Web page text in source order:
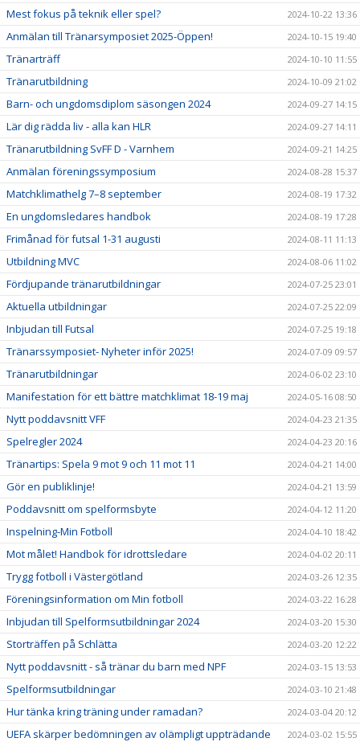
Mest fokus på teknik eller spel? 2024-10-22 13:36
Anmälan till Tränarsymposiet 2025-Öppen! 2024-10-15 19:40
Tränarträff 2024-10-10 11:55
Tränarutbildning 2024-10-09 21:02
Barn- och ungdomsdiplom säsongen 2024 2024-09-27 14:15
Lär dig rädda liv - alla kan HLR 2024-09-27 14:11
Tränarutbildning SvFF D - Varnhem 2024-09-21 14:25
Anmälan föreningssymposium 2024-08-28 15:37
Matchklimathelg 7–8 september 2024-08-19 17:32
En ungdomsledares handbok 2024-08-19 17:28
Frimånad för futsal 1-31 augusti 2024-08-11 11:13
Utbildning MVC 2024-08-06 11:02
Fördjupande tränarutbildningar 2024-07-25 23:01
Aktuella utbildningar 2024-07-25 22:09
Inbjudan till Futsal 2024-07-25 19:18
Tränarssymposiet- Nyheter inför 2025! 2024-07-09 09:57
Tränarutbildningar 2024-06-02 23:10
Manifestation för ett bättre matchklimat 18-19 maj 2024-05-16 08:50
Nytt poddavsnitt VFF 2024-04-23 21:35
Spelregler 2024 2024-04-23 20:16
Tränartips: Spela 9 mot 9 och 11 mot 11 2024-04-21 14:00
Gör en publiklinje! 2024-04-21 13:59
Poddavsnitt om spelformsbyte 2024-04-12 11:20
Inspelning-Min Fotboll 2024-04-10 18:42
Mot målet! Handbok för idrottsledare 2024-04-02 20:11
Trygg fotboll i Västergötland 2024-03-26 12:35
Föreningsinformation om Min fotboll 2024-03-22 16:28
Inbjudan till Spelformsutbildningar 2024 2024-03-20 15:30
Storträffen på Schlätta 2024-03-20 12:22
Nytt poddavsnitt - så tränar du barn med NPF 2024-03-15 13:53
Spelformsutbildningar 2024-03-10 21:48
Hur tänka kring träning under ramadan? 2024-03-04 20:12
UEFA skärper bedömningen av olämpligt uppträdande 2024-03-02 15:55